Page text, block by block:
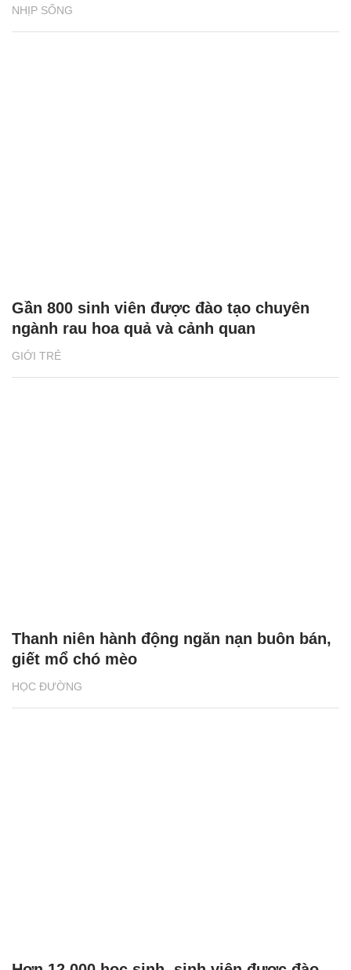
NHỊP SỐNG
GIỚI TRẺ
Gần 800 sinh viên được đào tạo chuyên
ngành rau hoa quả và cảnh quan
HỌC ĐƯỜNG
Thanh niên hành động ngăn nạn buôn bán,
giết mổ chó mèo